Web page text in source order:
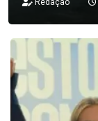
Redação